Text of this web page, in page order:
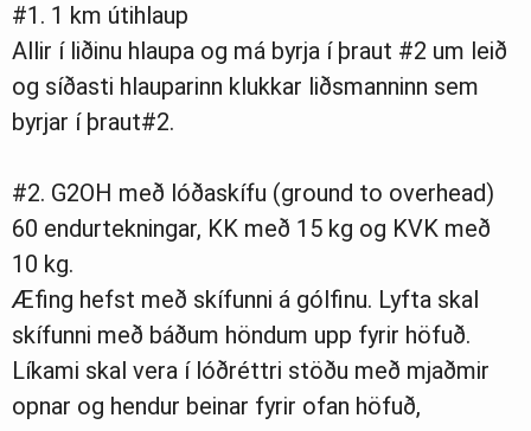
#1. 1 km útihlaup
Allir í liðinu hlaupa og má byrja í þraut #2 um leið
og síðasti hlauparinn klukkar liðsmanninn sem
byrjar í þraut#2.
#2. G2OH með lóðaskífu (ground to overhead)
60 endurtekningar, KK með 15 kg og KVK með
10 kg.
Æfing hefst með skífunni á gólfinu. Lyfta skal
skífunni með báðum höndum upp fyrir höfuð.
Líkami skal vera í lóðréttri stöðu með mjaðmir
opnar og hendur beinar fyrir ofan höfuð,